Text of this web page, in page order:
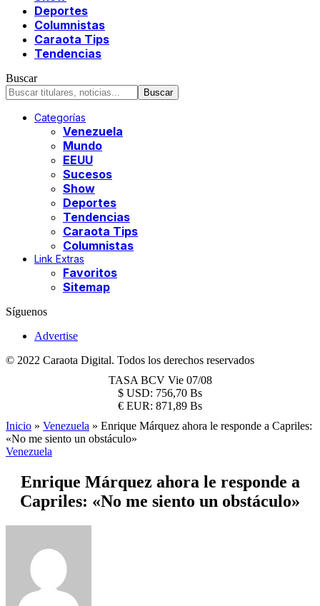
Deportes
Columnistas
Caraota Tips
Tendencias
Buscar
Categorías
Venezuela
Mundo
EEUU
Sucesos
Show
Deportes
Tendencias
Caraota Tips
Columnistas
Link Extras
Favoritos
Sitemap
Síguenos
Advertise
© 2022 Caraota Digital. Todos los derechos reservados
TASA BCV Vie 07/08
$ USD: 756,70 Bs
€ EUR: 871,89 Bs
Inicio » Venezuela » Enrique Márquez ahora le responde a Capriles:
«No me siento un obstáculo»
Venezuela
Enrique Márquez ahora le responde a
Capriles: «No me siento un obstáculo»